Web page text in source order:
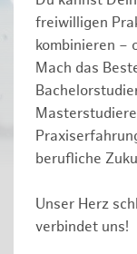
freiwilligen
kombinieren –
Mach das
berufliche
Unser Herz
verbindet uns!